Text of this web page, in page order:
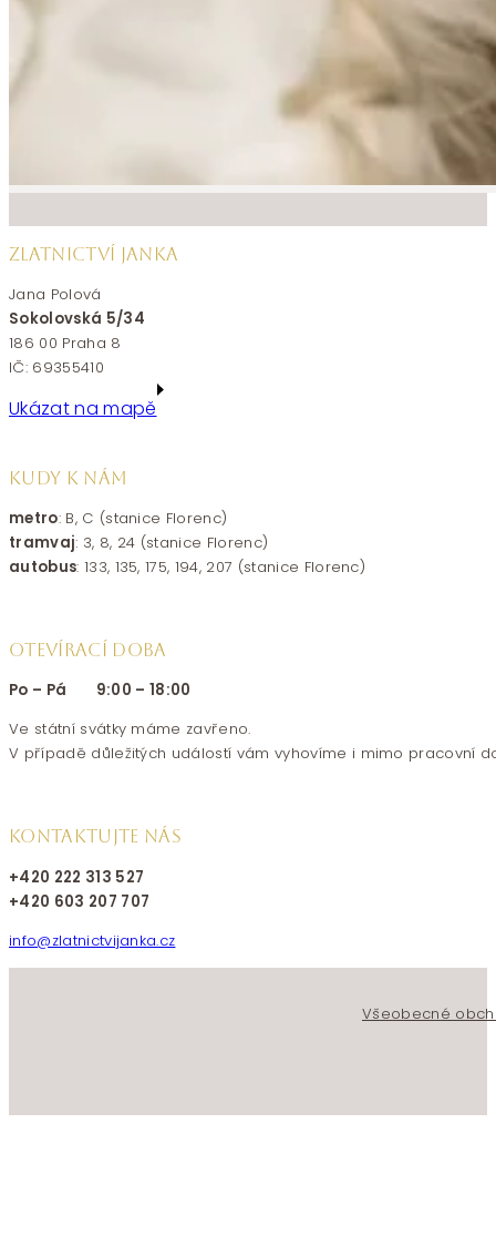
ZLATNICTVÍ JANKA
Jana Polová
Sokolovská 5/34
186 00 Praha 8
IČ: 69355410
Ukázat na mapě
KUDY K NÁM
metro: B, C (stanice Florenc)
tramvaj: 3, 8, 24 (stanice Florenc)
autobus: 133, 135, 175, 194, 207 (stanice Florenc)
OTEVÍRACÍ DOBA
Po – Pá 9:00 – 18:00
Ve státní svátky máme zavřeno.
V případě důležitých událostí vám vyhovíme i mimo pracovní
KONTAKTUJTE NÁS
+420 222 313 527
+420 603 207 707
info@zlatnictvijanka.cz
Všeobecné